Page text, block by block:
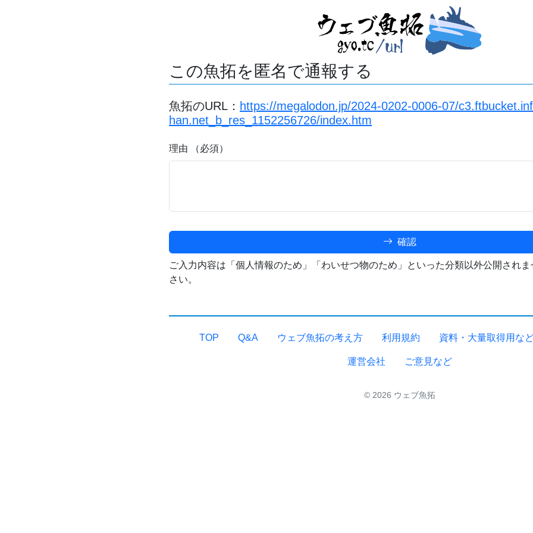
この魚拓を匿名で通報する
魚拓のURL： https://megalodon.jp/2024-0202-0006-07/
han.net_b_res_1152256726/index.htm
理由 （必須）
確認
ご入力内容は「個人情報のため」「わいせつ物のため」といった分類以外公開され
さい。
TOP Q&A ウェブ魚拓の考え方 利用規約 資料・大量取得用な
運営会社 ご意見など
© 2026 ウェブ魚拓